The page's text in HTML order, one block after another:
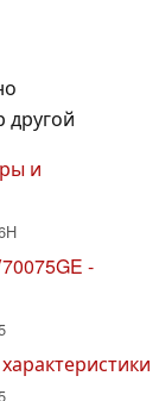
другой
и
-